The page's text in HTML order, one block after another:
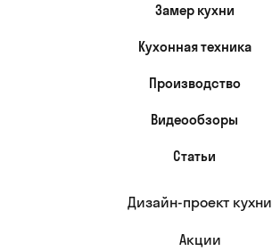
Замер кухни
Кухонная техника
Производство
Видеообзоры
Статьи
Дизайн-проект кухни
Акции